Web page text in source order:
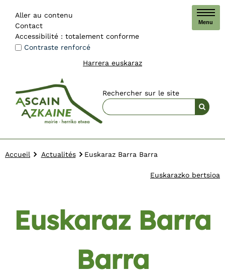
Aller au contenu
Contact
Accessibilité : totalement conforme
Contraste renforcé
Harrera euskaraz
Rechercher sur le site
Menu
Accueil Actualités Euskaraz Barra Barra
Euskarazko bertsioa
Euskaraz Barra
Barra